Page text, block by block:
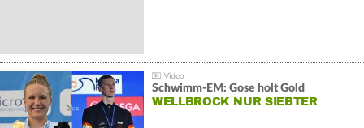
Schwimm-EM: Gose holt Gold
WELLBROCK NUR SIEBTER